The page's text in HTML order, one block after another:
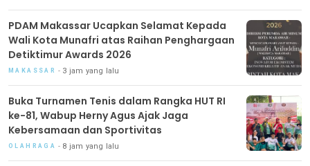
PDAM Makassar Ucapkan Selamat Kepada
Wali Kota Munafri atas Raihan Penghargaan
Detiktimur Awards 2026
MAKASSAR 3 jam yang lalu
Buka Turnamen Tenis dalam Rangka HUT RI
ke-81, Wabup Herny Agus Ajak Jaga
Kebersamaan dan Sportivitas
OLAHRAGA 8 jam yang lalu